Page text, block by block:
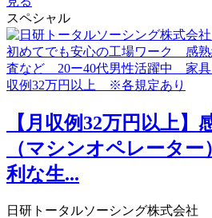
スペシャル
【月収例32万円以上】
（マシンオペレータ
利な生...
日研トータルソーシング株式会社